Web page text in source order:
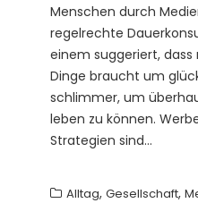
Menschen durch
regelrechte
einem suggeriert,
Dinge braucht um
schlimmer, um
leben zu können.
Strategien sind…
Alltag, Gesellschaft,